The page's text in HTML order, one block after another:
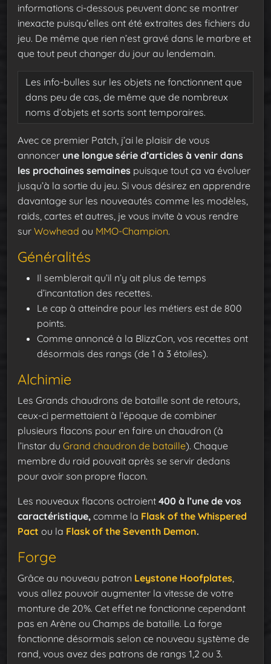
informations ci-dessous peuvent donc se montrer
inexacte puisqu’elles ont été extraites des fichiers du
jeu. De même que rien n’est gravé dans le marbre et
que tout peut changer du jour au lendemain.
Les info-bulles sur les objets ne fonctionnent que
dans peu de cas, de même que de nombreux
noms d’objets et sorts sont temporaires.
Avec ce premier Patch, j’ai le plaisir de vous
annoncer une longue série d’articles à venir dans
les prochaines semaines puisque tout ça va évoluer
jusqu’à la sortie du jeu. Si vous désirez en apprendre
davantage sur les nouveautés comme les modèles,
raids, cartes et autres, je vous invite à vous rendre
sur Wowhead ou MMO-Champion.
Généralités
Il semblerait qu’il n’y ait plus de temps
d’incantation des recettes.
Le cap à atteindre pour les métiers est de 800
points.
Comme annoncé à la BlizzCon, vos recettes ont
désormais des rangs (de 1 à 3 étoiles).
Alchimie
Les Grands chaudrons de bataille sont de retours,
ceux-ci permettaient à l’époque de combiner
plusieurs flacons pour en faire un chaudron (à
l’instar du Grand chaudron de bataille). Chaque
membre du raid pouvait après se servir dedans
pour avoir son propre flacon.
Les nouveaux flacons octroient 400 à l’une de vos
caractéristique, comme la Flask of the Whispered
Pact ou la Flask of the Seventh Demon.
Forge
Grâce au nouveau patron Leystone Hoofplates,
vous allez pouvoir augmenter la vitesse de votre
monture de 20%. Cet effet ne fonctionne cependant
pas en Arène ou Champs de bataille. La forge
fonctionne désormais selon ce nouveau système de
rand, vous avez des patrons de rangs 1,2 ou 3.